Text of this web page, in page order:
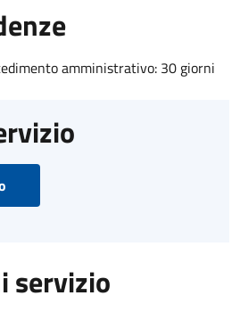
amministrativo: 30 giorni
servizio